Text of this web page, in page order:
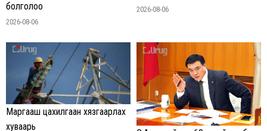
болголоо
2026-08-06
2026-08-06
Маргааш цахилгаан хязгаарлах
хуваарь